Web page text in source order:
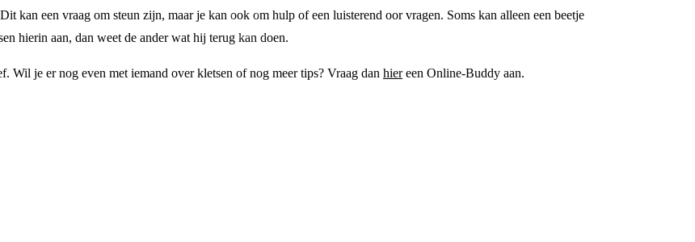
kan een vraag om steun zijn, maar je kan ook om hulp of een luisterend oor vragen. Soms kan alleen een beetje
hierin aan, dan weet de ander wat hij terug kan doen.
Wil je er nog even met iemand over kletsen of nog meer tips? Vraag dan hiereen Online-Buddy aan.